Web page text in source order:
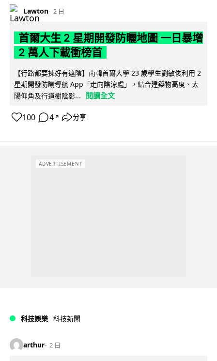
Lawton 2 日
首爾大生 2 星期開發防曬地圖 一日暴增
2 萬人下載衝榜首
【行路都要揀好有遮陰】南韓首爾大學 23 歲學生劉敏俊利用 2
星期開發防曬導航 App「走向陰涼處」，結合建築物高度、太
陽仰角及行道樹陰影...
閱讀全文
100 4 ↗ 分享
ADVERTISEMENT
科技娛樂 科技新聞
arthur 2 日